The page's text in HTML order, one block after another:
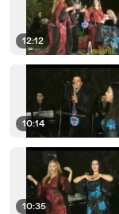
12:12
10:14
10:35